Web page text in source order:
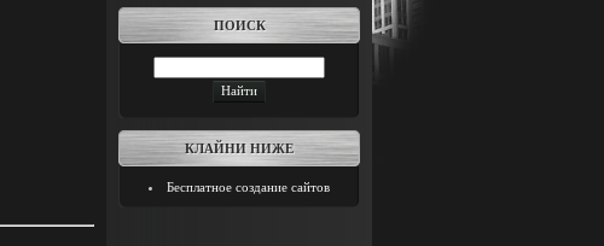
ПОИСК
КЛАЙНИ НИЖЕ
Бесплатное создание сайтов